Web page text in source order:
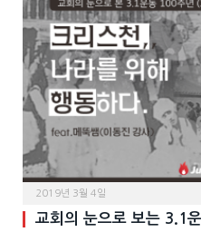
2019년 3월 4일
교회의 눈으로 보는 3.1